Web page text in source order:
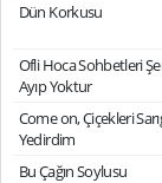
Dün Korkusu
Ofli Hoca Sohbetleri
Ayıp Yoktur
Come on, Çiçekleri
Yedirdim
Bu Çağın Soylusu